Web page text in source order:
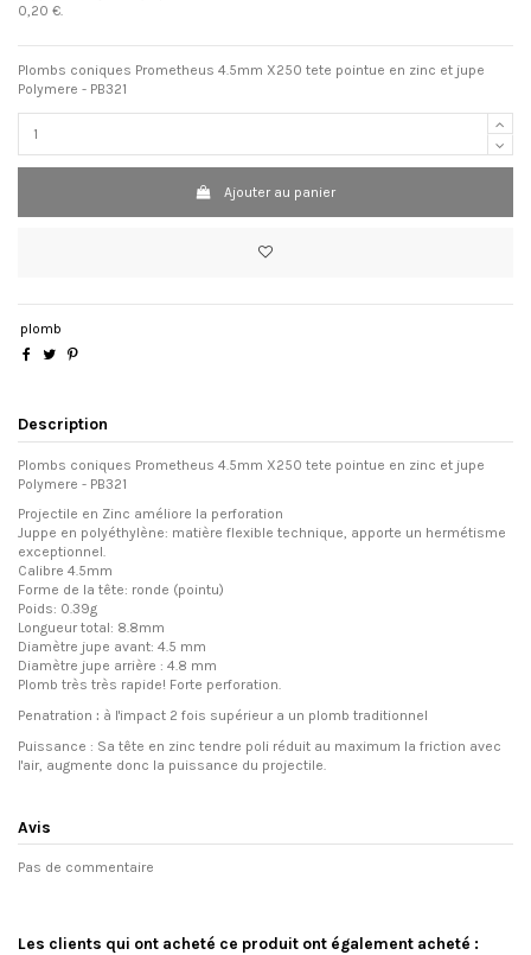
0,20 €
Plombs coniques Prometheus 4.5mm X250 tete pointue en zinc et jupe
Polymere - PB321
Ajouter au panier
plomb
Description
Plombs coniques Prometheus 4.5mm X250 tete pointue en zinc et jupe
Polymere - PB321
Projectile en Zinc améliore la perforation
Juppe en polyéthylène: matière flexible technique, apporte un hermétisme
exceptionnel.
Calibre 4.5mm
Forme de la tête: ronde (pointu)
Poids: 0.39g
Longueur total: 8.8mm
Diamètre jupe avant: 4.5 mm
Diamètre jupe arrière : 4.8 mm
Plomb très très rapide! Forte perforation.
Penatration : à l'impact 2 fois supérieur a un plomb traditionnel
Puissance : Sa tête en zinc tendre poli réduit au maximum la friction avec
l'air, augmente donc la puissance du projectile.
Avis
Pas de commentaire
Les clients qui ont acheté ce produit ont également acheté :